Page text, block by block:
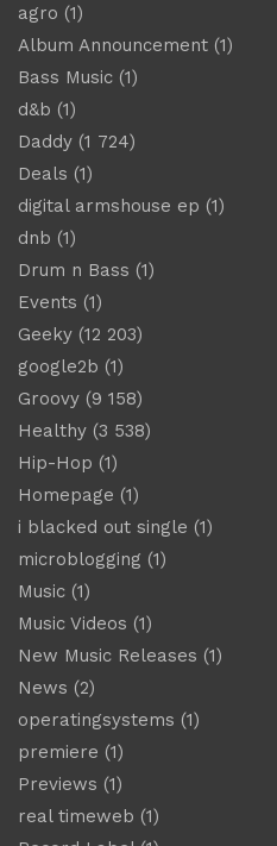
agro (1)
Album Announcement (1)
Bass Music (1)
d&b (1)
Daddy (1 724)
Deals (1)
digital armshouse ep (1)
dnb (1)
Drum n Bass (1)
Events (1)
Geeky (12 203)
google2b (1)
Groovy (9 158)
Healthy (3 538)
Hip-Hop (1)
Homepage (1)
i blacked out single (1)
microblogging (1)
Music (1)
Music Videos (1)
New Music Releases (1)
News (2)
operatingsystems (1)
premiere (1)
Previews (1)
real timeweb (1)